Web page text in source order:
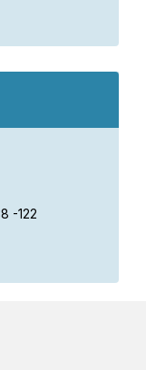
-122